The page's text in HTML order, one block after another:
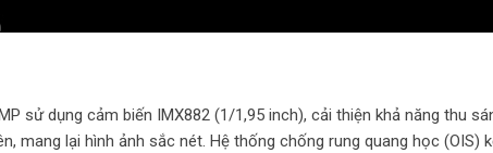
sử dụng cảm biến IMX882 (1/1,95 inch), cải thiện khả năng thu
mang lại hình ảnh sắc nét. Hệ thống chống rung quang học (OIS)